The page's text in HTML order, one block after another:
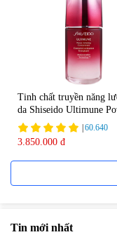
Tinh chất truyền năng
da Shiseido Ultimune
75ml
60.640
3.850.000 đ
Tin mới nhất